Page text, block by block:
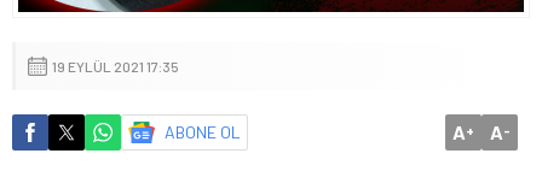
19 EYLÜL 2021 17:35
ABONE OL A+ A-